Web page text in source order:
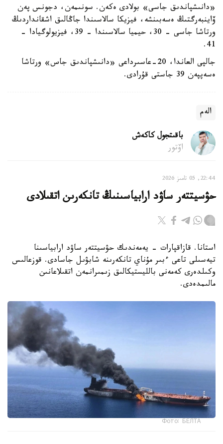
«دانىشپاندىق جاسى» بولادى ەكەن. سونىمەن، دجونس پەن
ۆاينبەرگتىڭ ەسەبىنشە، فيزيكا سالاسىندا جاڭالىق اشقانداردىڭ
ورتاشا جاسى - 30، حيميا سالاسىندا - 39، فيزيولوگيادا -
41.
جالپى العاندا، 20-عاسىرداعى «دانىشپاندىق جاس» ورتاشا
ەسەپپەن 39 جاستى قۇرادى.
الەم
باقىتجول كاكەش
اۆتور
22:44, 05 تامىز 2026
حۋسيتتەر ساۋد ارابياسىنىڭ تانكەرىن اتقىلادى
استانا. قازاقپارات - يەمەندىك حۋسيتتەر ساۋد ارابياسىنا
تيەسىلى تاعى ءبىر مۇناي تانكەرىنە شابۋىل جاسادى. قوزعالىس
وكىلدەرى كەمەنى بالليستيكالىق زىمىرانمەن اتقىلاعانىن
مالىمدەدى.
Фото: БЕЛТА